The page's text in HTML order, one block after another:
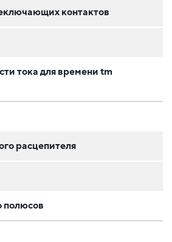
контактов
тока для времени tm
расцепителя
полюсов